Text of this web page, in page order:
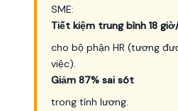
SME:
Tiết kiệm trung bình 18
cho bộ phận HR (tương
việc).
Giảm 87% sai sót
trong tính lương.